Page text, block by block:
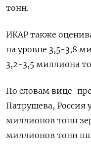
тонн.
ИКАР также
на уровне 3,5-3,8
3,2-3,5 миллиона
По словам вице-
Патрушева, Россия
миллионов тонн
миллионов тонн